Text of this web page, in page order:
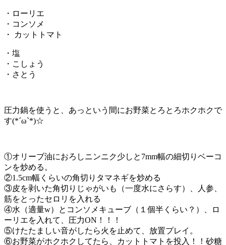
・ローリエ
・コンソメ
・ カットトマト
・塩
・こしょう
・さとう
圧力鍋を使うと、あっという間にお野菜とろとろホクホクで
す(*´ω`*)☆
①オリーブ油におろしニンニク少しと7mm幅の細切りベーコ
ンを炒める。
②1.5cm幅くらいの角切りタマネギを炒める
③皮を剥いた角切りじゃがいも（一度水にさらす）、人参、
筋をとったセロリを入れる
④水（適量w）とコンソメキューブ（１個半くらい？）、ロ
ーリエを入れて、圧力ON！！！
⑤けたたましい音がしたら火を止めて、放置プレイ。
⑥お野菜がホクホクしてたら、カットトマトを投入！！砂糖